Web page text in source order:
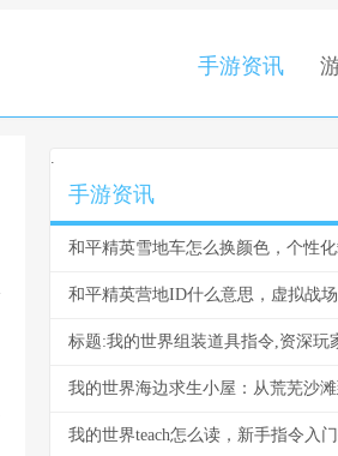
手游资讯
.
手游资讯
和平精英营地ID什么意思，虚拟战
我的世界teach怎么读，新手指令入